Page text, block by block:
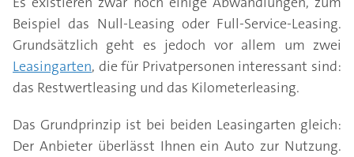
Beispiel das Null-Leasing oder Full-Service-Leasing.
Grundsätzlich geht es jedoch vor allem um zwei
Leasingarten, die für Privatpersonen interessant sind:
das Restwertleasing und das Kilometerleasing.
Das Grundprinzip ist bei beiden Leasingarten gleich:
Der Anbieter überlässt Ihnen ein Auto zur Nutzung.